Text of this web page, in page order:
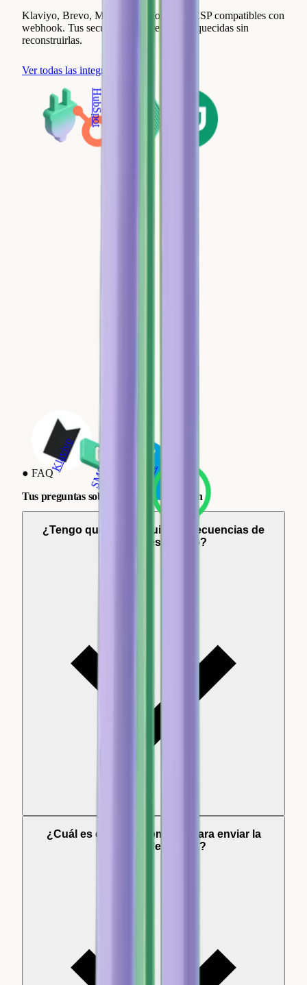
Klaviyo, Brevo, Mailchimp y todos los ESP compatibles con
webhook. Tus secuencias existentes enriquecidas sin
reconstruirlas.
Ver todas las integraciones
Brevo
Código QR
HubSpot
Klaviyo
● FAQ
Tus preguntas sobre email y recopilación
¿Tengo que reconstruir mis secuencias de
Klaviyo desde cero?
¿Cuál es el mejor momento para enviar la
solicitud de reseña?